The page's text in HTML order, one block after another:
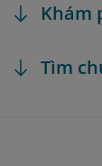
Khám
Tìm